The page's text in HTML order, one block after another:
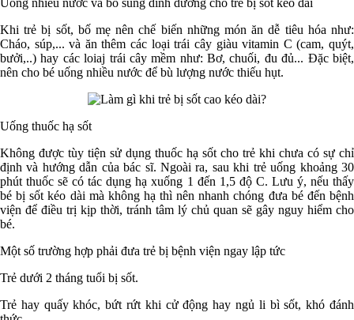
Khi trẻ bị sốt, bố mẹ nên chế biến những món ăn dễ tiêu hóa như:
Cháo, súp,... và ăn thêm các loại trái cây giàu vitamin C (cam, quýt,
bưởi,..) hay các loiaj trái cây mềm như: Bơ, chuối, đu đủ... Đặc biệt,
nên cho bé uống nhiều nước để bù lượng nước thiếu hụt.
Uống thuốc hạ sốt
Không được tùy tiện sử dụng thuốc hạ sốt cho trẻ khi chưa có sự chỉ
định và hướng dẫn của bác sĩ. Ngoài ra, sau khi trẻ uống khoảng 30
phút thuốc sẽ có tác dụng hạ xuống 1 đến 1,5 độ C. Lưu ý, nếu thấy
bé bị sốt kéo dài mà không hạ thì nên nhanh chóng đưa bé đến bệnh
viện để điều trị kịp thời, tránh tâm lý chủ quan sẽ gây nguy hiểm cho
bé.
Một số trường hợp phải đưa trẻ bị bệnh viện ngay lập tức
Trẻ dưới 2 tháng tuổi bị sốt.
Trẻ hay quấy khóc, bứt rứt khi cử động hay ngủ li bì sốt, khó đánh